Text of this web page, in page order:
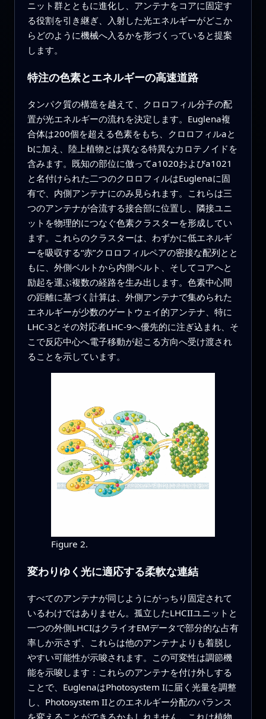
ニット群とともに進化し、アンテナをコアに固定す
る役割を引き継ぎ、入射した光エネルギーがどこか
らどのように機械へ入るかを形づくっていると提案
します。
特注の色素とエネルギーの高速道路
タンパク質の構造を越えて、クロロフィル分子の配
置が光エネルギーの流れを決定します。Euglena複
合体は200個を超える色素をもち、クロロフィルaと
bに加え、陸上植物とは異なる特異なカロテノイドを
含みます。既知の部位に倣ってa1020およびa1021
と名付けられた二つのクロロフィルはEuglenaに固
有で、内側アンテナにのみ見られます。これらは三
つのアンテナが合流する接合部に位置し、隣接ユニ
ットを物理的につなぐ色素クラスターを形成してい
ます。これらのクラスターは、わずかに低エネルギ
ーを吸収する“赤”クロロフィルペアの密接な配列とと
もに、外側ベルトから内側ベルト、そしてコアへと
励起を運ぶ複数の経路を生み出します。色素中心間
の距離に基づく計算は、外側アンテナで集められた
エネルギーが少数のゲートウェイ的アンテナ、特に
LHC-3とその対応者LHC-9へ優先的に注ぎ込まれ、そ
こで反応中心へ電子移動が起こる方向へ受け渡され
ることを示しています。
Figure 2.
変わりゆく光に適応する柔軟な連結
すべてのアンテナが同じようにがっちり固定されて
いるわけではありません。孤立したLHCIIユニットと
一つの外側LHCIはクライオEMデータで部分的な占有
率しか示さず、これらは他のアンテナよりも着脱し
やすい可能性が示唆されます。この可変性は調節機
能を示唆します：これらのアンテナを付け外しする
ことで、EuglenaはPhotosystem Iに届く光量を調整
し、Photosystem IIとのエネルギー分配のバランス
を変えることができるかもしれません。これは植物